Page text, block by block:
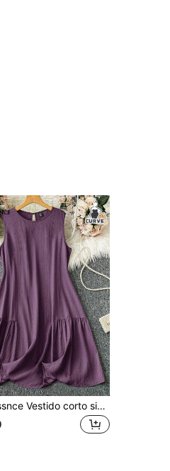
SHEIN Essnce Vestido corto sin mangas de tela con textura verde, elegante y cómodo para uso diario y versátil, para mujer de talla grande. Ropa de mujer estilo bohemio, atuendos de vacaciones, vestido verde salvia, atuendo para té, estilo europeo de verano, atuendos para brunch para mujer